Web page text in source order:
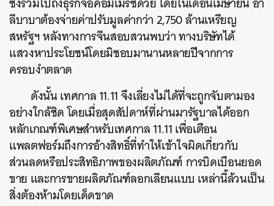
ลีบาบาต้องจ่ายค่าปรับมูลค่ากว่า 2,750 ล้านเหรียญ
สหรัฐฯ หลังทางการจีนสอบสวนพบว่า ทางบริษัทได้
แสวงหาประโยชน์โดยมิชอบมานานหลายปีจากการ
ครอบงำตลาด
ดังนั้น เทศกาล 11.11 จึงเลี่ยงไม่ได้ที่จะถูกจับตามอง
อย่างใกล้ชิด โดยเมื่อสุดสัปดาห์ที่ผ่านมารัฐบาลได้ออก
หลักเกณฑ์พิเศษสำหรับเทศกาล 11.11 เพื่อเตือน
แพลตฟอร์มถึงการอ้างสิทธิ์ที่ทำให้เข้าใจผิดเกี่ยวกับ
ส่วนลดหรือประสิทธิภาพของผลิตภัณฑ์ การบิดเบือนยอด
ขาย และการขายผลิตภัณฑ์ลอกเลียนแบบ เหล่านี้ล้วนเป็น
สิ่งต้องห้ามโดยเด็ดขาด